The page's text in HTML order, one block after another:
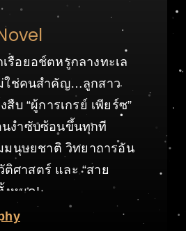
รือยอช์ตหรูกลางทะเล
ม่ใช่คนสำคัญ…ลูกสาว
บ “ผู้การเกรย์ เพียร์ซ”
นงำซับซ้อนขึ้นทุกที
มนุษยชาติ วิทยาการอัน
ศาสตร์ และ “สาย
งหมด!